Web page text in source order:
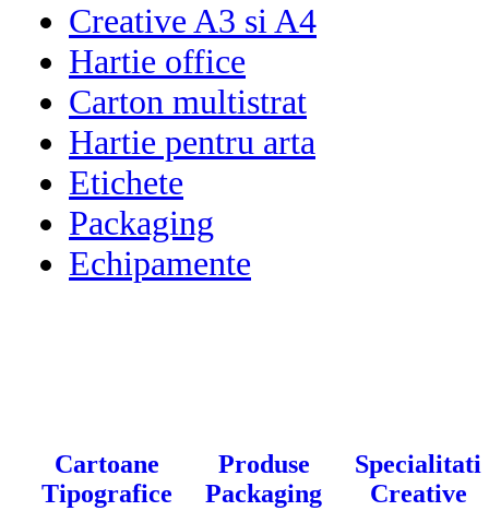
Creative A3 si A4
Hartie office
Carton multistrat
Hartie pentru arta
Etichete
Packaging
Echipamente
Cartoane
Tipografice
Produse
Packaging
Specialitati
Creative